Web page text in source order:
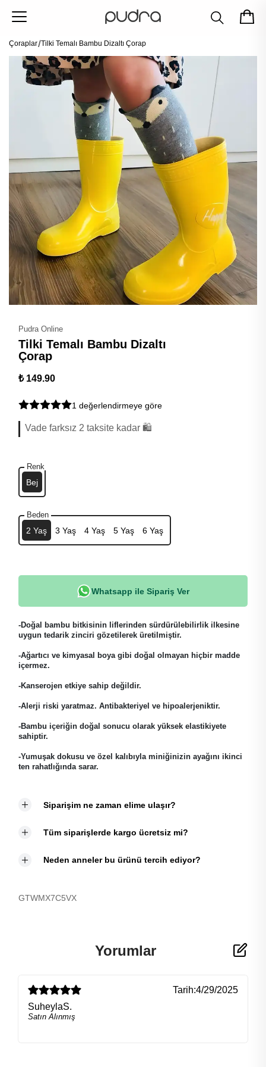
Çoraplar Tilki Temalı Bambu Dizaltı Çorap
Pudra Online
Tilki Temalı Bambu Dizaltı
Çorap
₺ 149.90
1 değerlendirmeye göre
Vade farksız 2 taksite kadar 🛍️
Renk
Bej
Beden
2 Yaş 3 Yaş 4 Yaş 5 Yaş 6 Yaş
Whatsapp ile Sipariş Ver
-Doğal bambu bitkisinin liflerinden sürdürülebilirlik ilkesine
uygun tedarik zinciri gözetilerek üretilmiştir.
-Ağartıcı ve kimyasal boya gibi doğal olmayan hiçbir madde
içermez.
-Kanserojen etkiye sahip değildir.
-Alerji riski yaratmaz. Antibakteriyel ve hipoalerjeniktir.
-Bambu içeriğin doğal sonucu olarak yüksek elastikiyete
sahiptir.
-Yumuşak dokusu ve özel kalıbıyla miniğinizin ayağını ikinci
ten rahatlığında sarar.
Siparişim ne zaman elime ulaşır?
Tüm siparişlerde kargo ücretsiz mi?
Neden anneler bu ürünü tercih ediyor?
GTWMX7C5VX
Yorumlar
SuheylaS.
Satın Alınmış
Tarih:4/29/2025